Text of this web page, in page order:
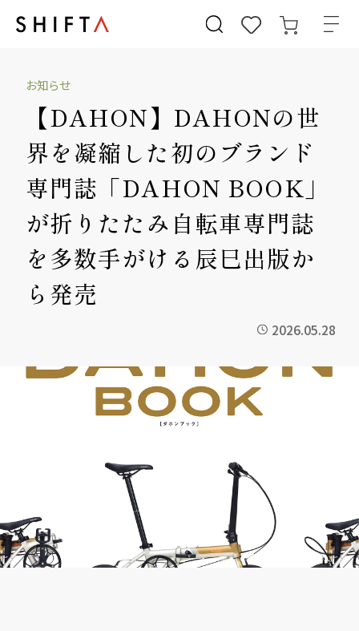
お知らせ
【DAHON】DAHONの世
界を凝縮した初のブランド
専門誌「DAHON BOOK」
が折りたたみ自転車専門誌
を多数手がける辰巳出版か
ら発売
2026.05.28